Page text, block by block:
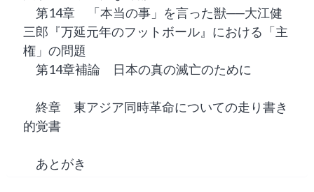
第14章 「本当の事」を言った獣──大江健
三郎『万延元年のフットボール』における「主
権」の問題
第14章補論 日本の真の滅亡のために
終章 東アジア同時革命についての走り書き
的覚書
あとがき